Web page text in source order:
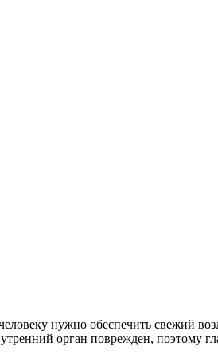
нужно обеспечить свежий
орган поврежден, поэтому